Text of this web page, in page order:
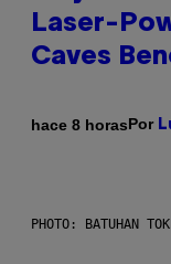
Laser-
Caves
hace 8 horasPor
PHOTO: BATUHAN